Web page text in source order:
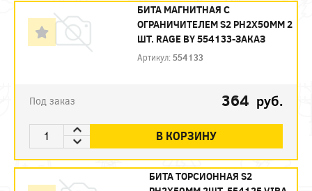
БИТА МАГНИТНАЯ С
ОГРАНИЧИТЕЛЕМ S2 PH2X50ММ 2
ШТ. RAGE BY 554133-ЗАКАЗ
Артикул: 554133
Под заказ 364 руб.
В КОРЗИНУ
БИТА ТОРСИОННАЯ S2